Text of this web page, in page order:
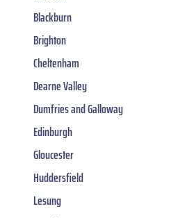
Blackburn
Brighton
Cheltenham
Dearne Valley
Dumfries and Galloway
Edinburgh
Gloucester
Huddersfield
Lesung